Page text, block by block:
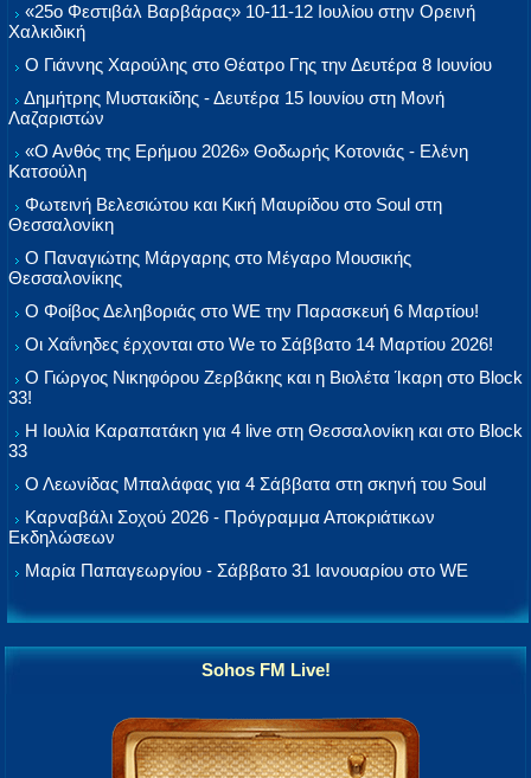
«25ο Φεστιβάλ Βαρβάρας» 10-11-12 Ιουλίου στην Ορεινή
Χαλκιδική
Ο Γιάννης Χαρούλης στο Θέατρο Γης την Δευτέρα 8 Ιουνίου
Δημήτρης Μυστακίδης - Δευτέρα 15 Ιουνίου στη Μονή
Λαζαριστών
«Ο Ανθός της Ερήμου 2026» Θοδωρής Κοτονιάς - Ελένη
Κατσούλη
Φωτεινή Βελεσιώτου και Κική Μαυρίδου στο Soul στη
Θεσσαλονίκη
Ο Παναγιώτης Μάργαρης στο Μέγαρο Μουσικής
Θεσσαλονίκης
Ο Φοίβος Δεληβοριάς στο WE την Παρασκευή 6 Μαρτίου!
Οι Χαΐνηδες έρχονται στο We το Σάββατο 14 Μαρτίου 2026!
Ο Γιώργος Νικηφόρου Ζερβάκης και η Βιολέτα Ίκαρη στο Block
33!
Η Ιουλία Καραπατάκη για 4 live στη Θεσσαλονίκη και στο Block
33
Ο Λεωνίδας Μπαλάφας για 4 Σάββατα στη σκηνή του Soul
Καρναβάλι Σοχού 2026 - Πρόγραμμα Αποκριάτικων
Εκδηλώσεων
Μαρία Παπαγεωργίου - Σάββατο 31 Ιανουαρίου στο WE
Sohos FM Live!